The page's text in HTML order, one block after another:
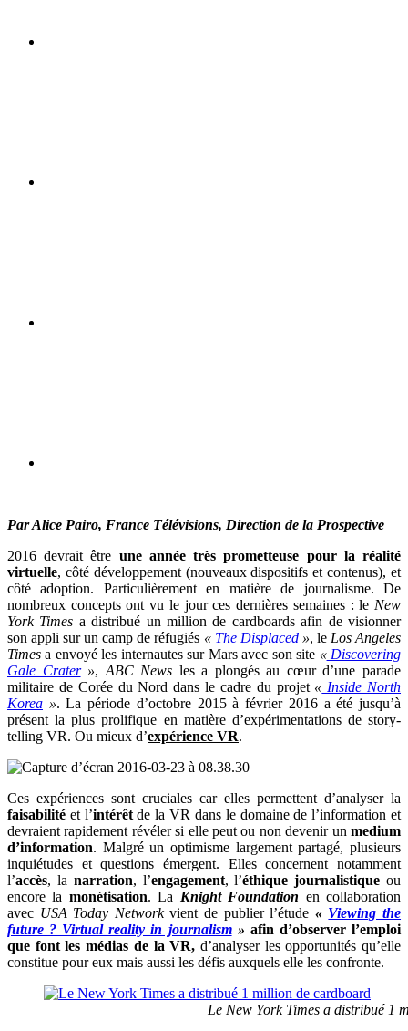
Par Alice Pairo, France Télévisions, Direction de la Prospective
2016 devrait être une année très prometteuse pour la réalité
virtuelle, côté développement (nouveaux dispositifs et contenus), et
côté adoption. Particulièrement en matière de journalisme. De
nombreux concepts ont vu le jour ces dernières semaines : le New
York Times a distribué un million de cardboards afin de visionner
son appli sur un camp de réfugiés « The Displaced», le Los Angeles
Times a envoyé les internautes sur Mars avec son site «Discovering
Gale Crater», ABC News les a plongés au cœur d’une parade
militaire de Corée du Nord dans le cadre du projet« Inside North
Korea ». La période d’octobre 2015 à février 2016 a été jusqu’à
présent la plus prolifique en matière d’expérimentations de story-
telling VR. Ou mieux d’expérience VR.
Ces expériences sont cruciales car elles permettent d’analyser la
faisabilité et l’intérêtde la VR dans le domaine de l’information et
devraient rapidement révéler si elle peut ou non devenir un medium
d’information. Malgré un optimisme largement partagé, plusieurs
inquiétudes et questions émergent. Elles concernent notamment
l’accès, la narration, l’engagement, l’éthique journalistique ou
encore la monétisation. La Knight Foundation en collaboration
avec USA Today Networkvient de publier l’étude « Viewing the
future ? Virtual reality in journalism» afin d’observer l’emploi
que font les médias de la VR, d’analyser les opportunités qu’elle
constitue pour eux mais aussi les défis auxquels elle les confronte.
Le New York Times a distribué 1 million